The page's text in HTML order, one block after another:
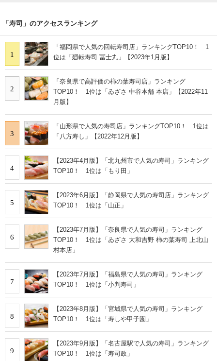
「寿司」のアクセスランキング
1
「福岡県で人気の回転寿司店」ランキングTOP10！ 1
位は「廻転寿司 冨士丸」【2023年1月版】
2
「奈良県で高評価の柿の葉寿司店」ランキング
TOP10！ 1位は「ゐざさ 中谷本舗 本店」【2022年11
月版】
3
「山形県で人気の寿司店」ランキングTOP10！ 1位は
「八方寿し」【2022年12月版】
4
【2023年4月版】「北九州市で人気の寿司」ランキング
TOP10！ 1位は「もり田」
5
【2023年6月版】「静岡県で人気の寿司店」ランキング
TOP10！ 1位は「山正」
6
【2023年7月版】「奈良県で人気の寿司」ランキング
TOP10！ 1位は「ゐざさ 大和吉野 柿の葉寿司 上北山
村本店」
7
【2023年7月版】「福島県で人気の寿司」ランキング
TOP10！ 1位は「小判寿司」
8
【2023年8月版】「宮城県で人気の寿司」ランキング
TOP10！ 1位は「寿しや甲子園」
9
【2023年9月版】「名古屋駅で人気の寿司」ランキング
TOP10！ 1位は「寿司政」